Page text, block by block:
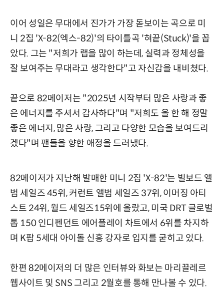
이어 성일은 무대에서 진가가 가장 돋보이는 곡으로 미
니 2집 'X-82(엑스-82)'의 타이틀곡 '혀끝(Stuck)'을 꼽
았다. 그는 "저희가 랩을 많이 하는데, 실력과 정체성을
잘 보여주는 무대라고 생각한다"고 자신감을 내비쳤다.
끝으로 82메이저는 "2025년 시작부터 많은 사랑과 좋
은 에너지를 주셔서 감사하다"며 "저희도 올 한 해 정말
좋은 에너지, 많은 사랑, 그리고 다양한 모습을 보여드리
겠다"며 팬들을 향한 애정을 드러냈다.
82메이저가 지난해 발매한 미니 2집 'X-82'는 빌보드 앨
범 세일즈 45위, 커런트 앨범 세일즈 37위, 이머징 아티
스트 24위, 월드 세일즈15위에 올랐고, 미국 DRT 글로벌
톱 150 인디펜던트 에어플레이 차트에서 6위를 차지하
며 K팝 5세대 아이돌 신흥 강자로 입지를 굳히고 있다.
한편 82메이저의 더 많은 인터뷰와 화보는 마리끌레르
웹사이트 및 SNS 그리고 2월호를 통해 만나볼 수 있다.